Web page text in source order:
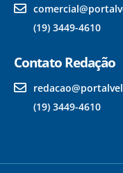
(19) 3449-4610
Contato Redação
(19) 3449-4610